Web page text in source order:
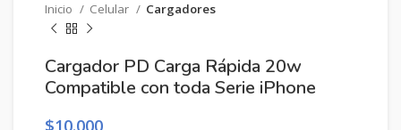
Inicio Celular Cargadores
Cargador PD Carga Rápida 20w
Compatible con toda Serie iPhone
$10.000